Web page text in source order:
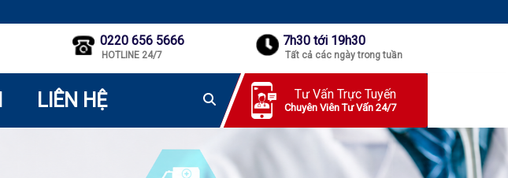
0220 656 5666
HOTLINE 24/7
7h30 tới 19h30
Tất cả các ngày trong tuần
LIÊN HỆ Tư Vấn Trực Tuyến
Chuyên Viên Tư Vấn 24/7